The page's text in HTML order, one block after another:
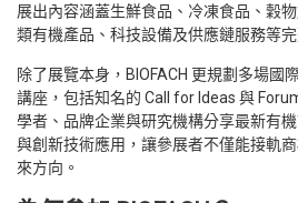
展出內容涵蓋生鮮食品、冷凍食品、穀
類有機產品、科技設備及供應鏈服務等
除了展覽本身，BIOFACH 更規劃多場國
講座，包括知名的 Call for Ideas 與
學者、品牌企業與研究機構分享最新有
與創新技術應用，讓參展者不僅能接軌
來方向。